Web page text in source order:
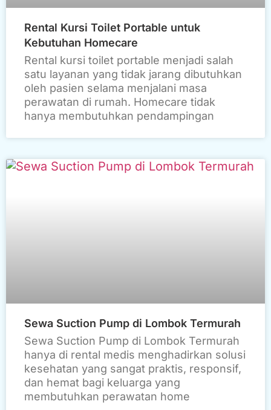
Rental Kursi Toilet Portable untuk
Kebutuhan Homecare
Rental kursi toilet portable menjadi salah
satu layanan yang tidak jarang dibutuhkan
oleh pasien selama menjalani masa
perawatan di rumah. Homecare tidak
hanya membutuhkan pendampingan
Sewa Suction Pump di Lombok Termurah
Sewa Suction Pump di Lombok Termurah
hanya di rental medis menghadirkan solusi
kesehatan yang sangat praktis, responsif,
dan hemat bagi keluarga yang
membutuhkan perawatan home